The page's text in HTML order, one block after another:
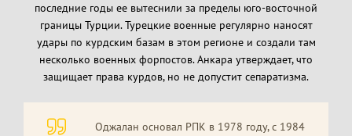
последние годы ее вытеснили за пределы юго-восточной
границы Турции. Турецкие военные регулярно наносят
удары по курдским базам в этом регионе и создали там
несколько военных форпостов. Анкара утверждает, что
защищает права курдов, но не допустит сепаратизма.
Оджалан основал РПК в 1978 году, с 1984